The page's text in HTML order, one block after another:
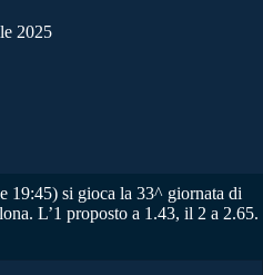
2025
19:45) si gioca la 33^ giornata di
L’1 proposto a 1.43, il 2 a 2.65.